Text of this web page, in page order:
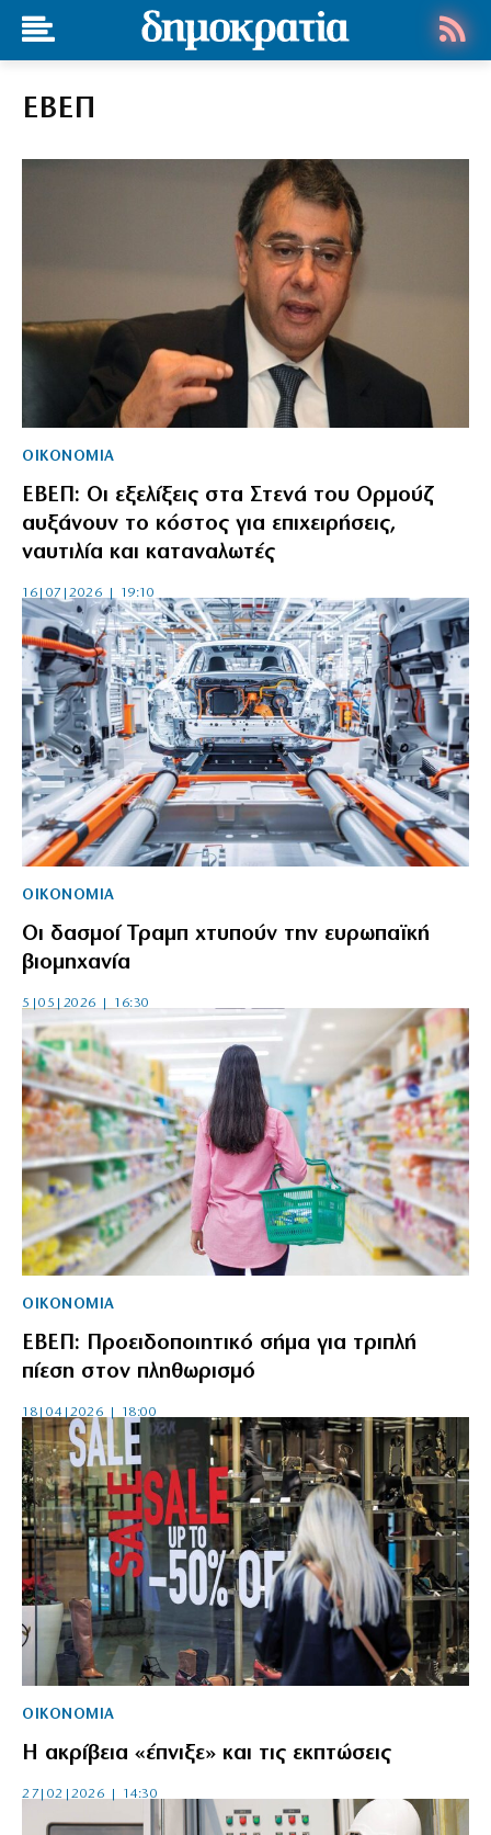
ΕΒΕΠ
ΟΙΚΟΝΟΜΙΑ
ΕΒΕΠ: Οι εξελίξεις στα Στενά του Ορμούζ
αυξάνουν το κόστος για επιχειρήσεις,
ναυτιλία και καταναλωτές
16|07|2026 | 19:10
ΟΙΚΟΝΟΜΙΑ
Οι δασμοί Τραμπ χτυπούν την ευρωπαϊκή
βιομηχανία
5|05|2026 | 16:30
ΟΙΚΟΝΟΜΙΑ
ΕΒΕΠ: Προειδοποιητικό σήμα για τριπλή
πίεση στον πληθωρισμό
18|04|2026 | 18:00
ΟΙΚΟΝΟΜΙΑ
Η ακρίβεια «έπνιξε» και τις εκπτώσεις
27|02|2026 | 14:30